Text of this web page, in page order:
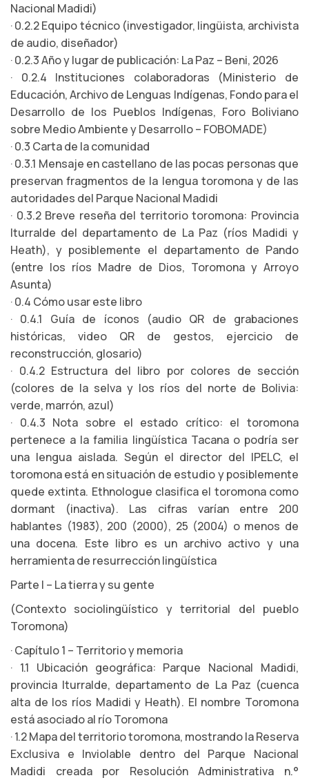
Nacional Madidi)
· 0.2.2 Equipo técnico (investigador, lingüista, archivista
de audio, diseñador)
· 0.2.3 Año y lugar de publicación: La Paz – Beni, 2026
· 0.2.4 Instituciones colaboradoras (Ministerio de
Educación, Archivo de Lenguas Indígenas, Fondo para el
Desarrollo de los Pueblos Indígenas, Foro Boliviano
sobre Medio Ambiente y Desarrollo – FOBOMADE)
· 0.3 Carta de la comunidad
· 0.3.1 Mensaje en castellano de las pocas personas que
preservan fragmentos de la lengua toromona y de las
autoridades del Parque Nacional Madidi
· 0.3.2 Breve reseña del territorio toromona: Provincia
Iturralde del departamento de La Paz (ríos Madidi y
Heath), y posiblemente el departamento de Pando
(entre los ríos Madre de Dios, Toromona y Arroyo
Asunta)
· 0.4 Cómo usar este libro
· 0.4.1 Guía de íconos (audio QR de grabaciones
históricas, video QR de gestos, ejercicio de
reconstrucción, glosario)
· 0.4.2 Estructura del libro por colores de sección
(colores de la selva y los ríos del norte de Bolivia:
verde, marrón, azul)
· 0.4.3 Nota sobre el estado crítico: el toromona
pertenece a la familia lingüística Tacana o podría ser
una lengua aislada. Según el director del IPELC, el
toromona está en situación de estudio y posiblemente
quede extinta. Ethnologue clasifica el toromona como
dormant (inactiva). Las cifras varían entre 200
hablantes (1983), 200 (2000), 25 (2004) o menos de
una docena. Este libro es un archivo activo y una
herramienta de resurrección lingüística
Parte I – La tierra y su gente
(Contexto sociolingüístico y territorial del pueblo
Toromona)
· Capítulo 1 – Territorio y memoria
· 1.1 Ubicación geográfica: Parque Nacional Madidi,
provincia Iturralde, departamento de La Paz (cuenca
alta de los ríos Madidi y Heath). El nombre Toromona
está asociado al río Toromona
· 1.2 Mapa del territorio toromona, mostrando la Reserva
Exclusiva e Inviolable dentro del Parque Nacional
Madidi creada por Resolución Administrativa n.°